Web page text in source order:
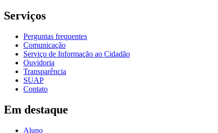
Serviços
Perguntas frequentes
Comunicação
Serviço de Informação ao Cidadão
Ouvidoria
Transparência
SUAP
Contato
Em destaque
Aluno